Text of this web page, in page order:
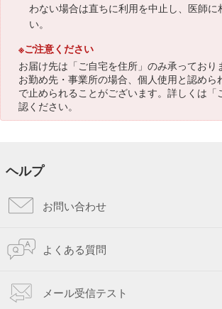
わない場合は直ちに利用を中止し、医師に
い。
※ご注意ください
お届け先は「ご自宅を住所」のみ承っており
お勤め先・事業所の場合、個人使用と認めら
で止められることがございます。詳しくは「
認ください。
ヘルプ
お問い合わせ
よくある質問
メール受信テスト